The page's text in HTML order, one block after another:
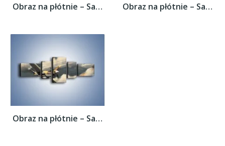
Obraz na płótnie – Samolotem w stronę... Obraz na płótnie – Samolotem w stronę...
Obraz na płótnie – Samolotem w stronę...